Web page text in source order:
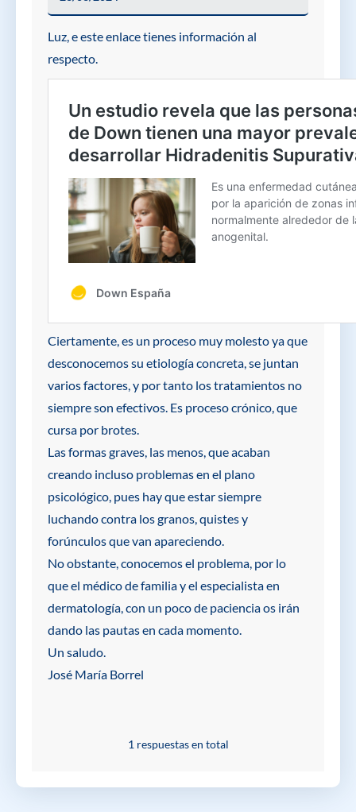
Luz, e este enlace tienes información al
respecto.
Ciertamente, es un proceso muy molesto ya que
desconocemos su etiología concreta, se juntan
varios factores, y por tanto los tratamientos no
siempre son efectivos. Es proceso crónico, que
cursa por brotes.
Las formas graves, las menos, que acaban
creando incluso problemas en el plano
psicológico, pues hay que estar siempre
luchando contra los granos, quistes y
forúnculos que van apareciendo.
No obstante, conocemos el problema, por lo
que el médico de familia y el especialista en
dermatología, con un poco de paciencia os irán
dando las pautas en cada momento.
Un saludo.
José María Borrel
1 respuestas en total